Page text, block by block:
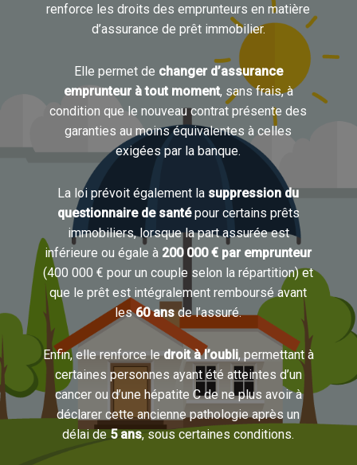
renforce les droits des emprunteurs en matière
d’assurance de prêt immobilier.
Elle permet de changer d’assurance
emprunteur à tout moment, sans frais, à
condition que le nouveau contrat présente des
garanties au moins équivalentes à celles
exigées par la banque.
La loi prévoit également la suppression du
questionnaire de santépour certains prêts
immobiliers, lorsque la part assurée est
inférieure ou égale à 200 000 € par emprunteur
(400 000 € pour un couple selon la répartition) et
que le prêt est intégralement remboursé avant
les60 ans de l’assuré.
Enfin, elle renforce ledroit à l’oubli, permettant à
certaines personnes ayant été atteintes d’un
cancer ou d’une hépatite C de ne plus avoir à
déclarer cette ancienne pathologie après un
délai de5 ans, sous certaines conditions.